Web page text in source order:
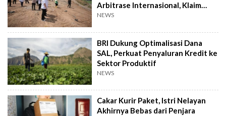
Arbitrase Internasional, Klaim
Rugi Rp2,4 T
NEWS
BRI Dukung Optimalisasi Dana
SAL, Perkuat Penyaluran Kredit ke
Sektor Produktif
NEWS
Cakar Kurir Paket, Istri Nelayan
Akhirnya Bebas dari Penjara